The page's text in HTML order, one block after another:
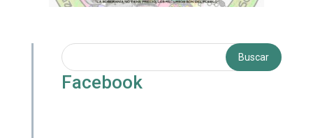
Facebook